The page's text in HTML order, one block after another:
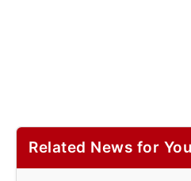
Related News for You